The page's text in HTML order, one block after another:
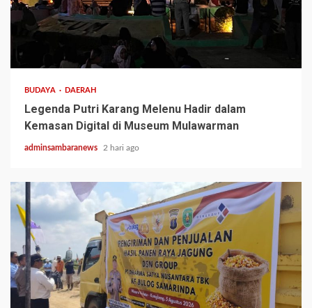
BUDAYA DAERAH
Legenda Putri Karang Melenu Hadir dalam
Kemasan Digital di Museum Mulawarman
adminsambaranews 2 hari ago